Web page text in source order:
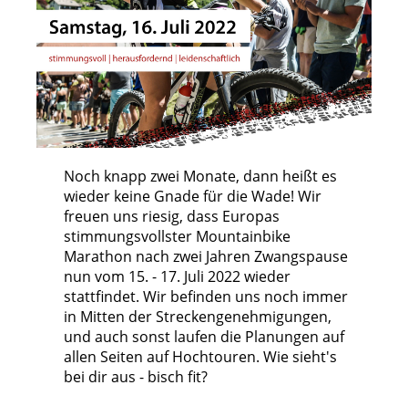
Noch knapp zwei Monate, dann heißt es
wieder keine Gnade für die Wade! Wir
freuen uns riesig, dass Europas
stimmungsvollster Mountainbike
Marathon nach zwei Jahren Zwangspause
nun vom 15. - 17. Juli 2022 wieder
stattfindet. Wir befinden uns noch immer
in Mitten der Streckengenehmigungen,
und auch sonst laufen die Planungen auf
allen Seiten auf Hochtouren. Wie sieht's
bei dir aus - bisch fit?